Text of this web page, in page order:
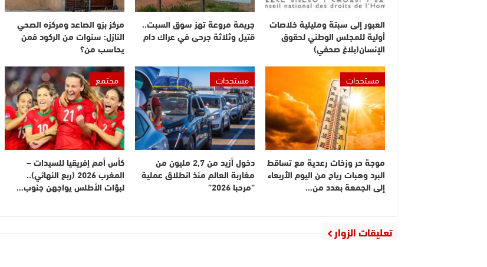
العبور إلى سبتة ومليلية خلاصات
أولية للمجلس الوطني لحقوق
الإنسان(بلاغ صحفي)
جريمة مروعة تهز سوق السبت..
قتيل وثلاثة جرحى في عراك دام
مركز بزو الصاعد ومركزه الصحي
النازل: سنوات من الركود فمن
يحاسب من؟
مستجدات
موجة حر وزخات رعدية مع تساقط
البرد وهبات رياح من اليوم الأربعاء
إلى الجمعة بعدد من…
مستجدات
دخول أزيد من 2,7 مليون من
مغاربة العالم منذ انطلاق عملية
“مرحبا 2026”
مجتمع
كأس أمم إفريقيا للسيدات –
المغرب 2026 (ربع النهائي)..
لبؤات الأطلس يواجهن جنوب…
تعليقات الزوار